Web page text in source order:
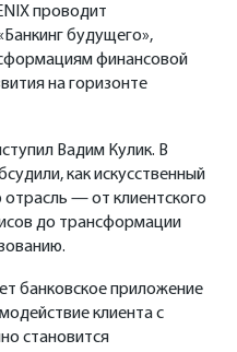
проводит
будущего»,
финансовой
на горизонте
Вадим Кулик. В
как искусственный
— от клиентского
до трансформации
банковское приложение
клиента с
становится